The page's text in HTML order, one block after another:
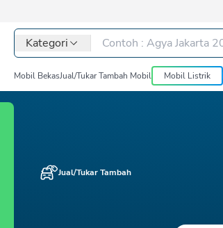
Kategori
Mobil BekasJual/Tukar Tambah Mobil Mobil Listrik
Jual/Tukar Tambah